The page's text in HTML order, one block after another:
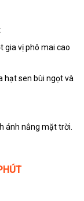
gia vị phô mai cao
hạt sen bùi ngọt và
ánh nắng mặt trời.